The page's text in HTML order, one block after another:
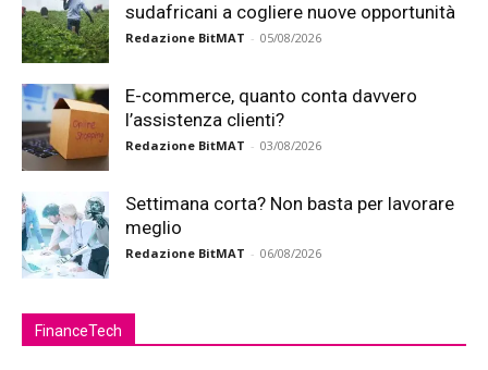
sudafricani a cogliere nuove opportunità
Redazione BitMAT - 05/08/2026
E-commerce, quanto conta davvero
l’assistenza clienti?
Redazione BitMAT - 03/08/2026
Settimana corta? Non basta per lavorare
meglio
Redazione BitMAT - 06/08/2026
FinanceTech